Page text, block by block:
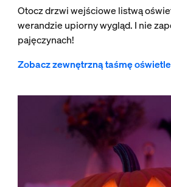
Otocz drzwi wejściowe listwą
werandzie upiorny wygląd. I nie
pajęczynach!
Zobacz zewnętrzną taśmę